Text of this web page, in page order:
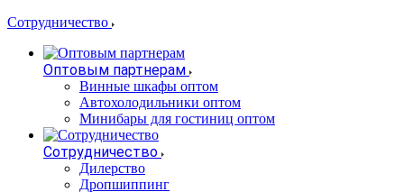
Сотрудничество
Оптовым партнерам
Винные шкафы оптом
Автохолодильники оптом
Минибары для гостиниц оптом
Сотрудничество
Дилерство
Дропшиппинг